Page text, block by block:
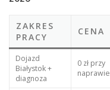
ZAKRES
PRACY
CENA
Dojazd
Białystok +
diagnoza
0 zł przy
naprawie